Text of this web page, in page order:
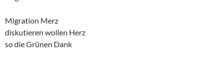
Migration Merz
diskutieren wollen Herz
so die Grünen Dank